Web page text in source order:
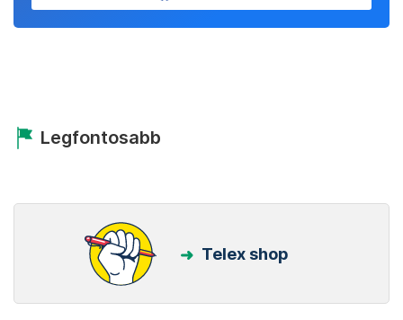
Legfontosabb
Telex shop